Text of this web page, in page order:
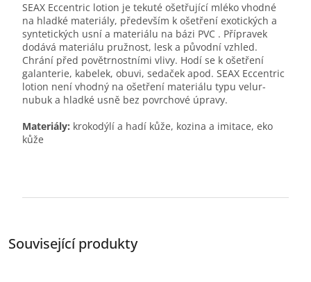
Související produkty
SEAX Eccentric lotion je tekuté ošetřující mléko vhodné
na hladké materiály, především k ošetření exotických a
syntetických usní a materiálu na bázi PVC . Přípravek
dodává materiálu pružnost, lesk a původní vzhled.
Chrání před povětrnostními vlivy. Hodí se k ošetření
galanterie, kabelek, obuvi, sedaček apod. SEAX Eccentric
lotion není vhodný na ošetření materiálu typu velur-
nubuk a hladké usně bez povrchové úpravy.
Materiály: krokodýlí a hadí kůže, kozina a imitace, eko
kůže